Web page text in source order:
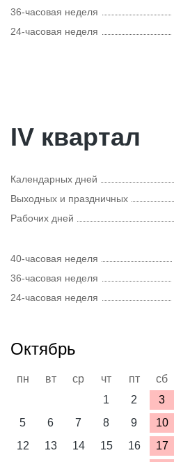
36-часовая неделя
24-часовая неделя
IV квартал
Календарных дней
Выходных и праздничных
Рабочих дней
40-часовая неделя
36-часовая неделя
24-часовая неделя
Октябрь
пн вт ср чт пт сб
1
2 3
5
6 7 8 9 10
12
13 14 15 16 17